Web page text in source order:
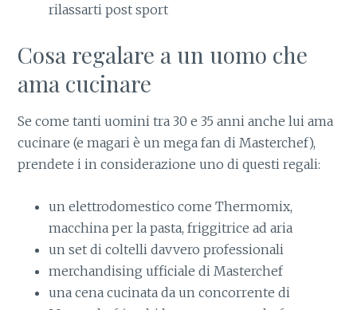
rilassarti post sport
Cosa regalare a un uomo che
ama cucinare
Se come tanti uomini tra 30 e 35 anni anche lui ama
cucinare (e magari è un mega fan di Masterchef),
prendete i in considerazione uno di questi regali:
un elettrodomestico come Thermomix,
macchina per la pasta, friggitrice ad aria
un set di coltelli davvero professionali
merchandising ufficiale di Masterchef
una cena cucinata da un concorrente di